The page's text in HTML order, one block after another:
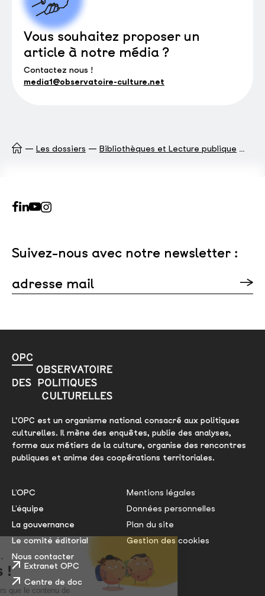
Vous souhaitez proposer un
article à notre média ?
Contactez nous !
media1@observatoire-culture.net
Les dossiers Bibliothèques et Lecture publique
Suivez-nous avec notre newsletter :
adresse mail
L’OPC est un organisme national consacré aux politiques
culturelles. Il mène des enquêtes, publie des analyses,
forme aux métiers de la culture, organise des rencontres
publiques et anime des coopérations territoriales.
L’OPC
L’équipe
La gouvernance
Le comité éditorial
Nous contacter
Extranet OPC
Centre de doc
Mentions légales
Données personnelles
Plan du site
Gestion des cookies